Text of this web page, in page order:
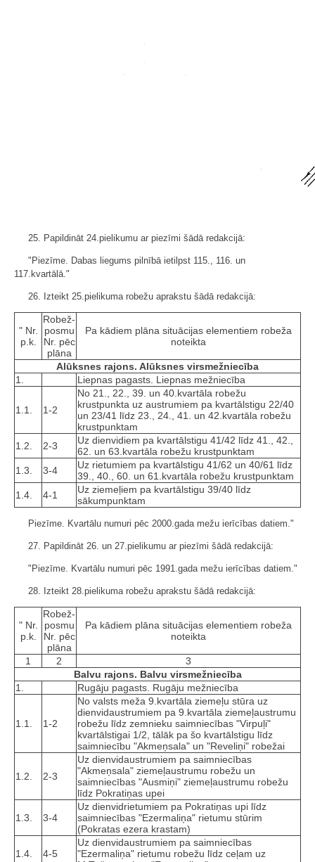
25. Papildināt 24.pielikumu ar piezīmi šādā redakcijā:
"Piezīme. Dabas liegums pilnībā ietilpst 115., 116. un
117.kvartālā."
26. Izteikt 25.pielikuma robežu aprakstu šādā redakcijā:
" Nr.
p.k.
Robež­
posmu
Nr. pēc
plāna
Pa kādiem plāna situācijas elementiem robeža
noteikta
Alūksnes rajons. Alūksnes virsmežniecība
1.
Liepnas pagasts. Liepnas mežniecība
1.1. 1-2
No 21., 22., 39. un 40.kvartāla robežu
krustpunkta uz austrumiem pa kvartālstigu 22/40
un 23/41 līdz 23., 24., 41. un 42.kvartāla robežu
krustpunktam
1.2.
2-3
Uz dienvidiem pa kvartālstigu 41/42 līdz 41., 42.,
62. un 63.kvartāla robežu krustpunktam
1.3.
3-4
Uz rietumiem pa kvartālstigu 41/62 un 40/61 līdz
39., 40., 60. un 61.kvartāla robežu krustpunktam
1.4.
4-1
Uz ziemeļiem pa kvartālstigu 39/40 līdz
sākumpunktam
Piezīme. Kvartālu numuri pēc 2000.gada mežu ierīcības datiem."
27. Papildināt 26. un 27.pielikumu ar piezīmi šādā redakcijā:
"Piezīme. Kvartālu numuri pēc 1991.gada mežu ierīcības datiem."
28. Izteikt 28.pielikuma robežu aprakstu šādā redakcijā:
" Nr.
p.k.
Robež­
posmu
Nr. pēc
plāna
Pa kādiem plāna situācijas elementiem robeža
noteikta
1 2
3
Balvu rajons. Balvu virsmežniecība
1.
Rugāju pagasts. Rugāju mežniecība
1.1. 1-2
No valsts meža 9.kvartāla ziemeļu stūra uz
dienvidaustrumiem pa 9.kvartāla ziemeļaustrumu
robežu līdz zemnieku saimniecības "Virpuļi"
kvartālstigai 1/2, tālāk pa šo kvartālstigu līdz
saimniecību "Akmeņsala" un "Reveliņi" robežai
1.2. 2-3
Uz dienvidaustrumiem pa saimniecības
"Akmeņsala" ziemeļaustrumu robežu un
saimniecības "Ausmiņi" ziemeļaustrumu robežu
līdz Pokratiņas upei
1.3. 3-4
Uz dienvidrietumiem pa Pokratiņas upi līdz
saimniecības "Ezermaliņa" rietumu stūrim
(Pokratas ezera krastam)
1.4. 4-5
Uz dienvidaustrumiem pa saimniecības
"Ezermaliņa" rietumu robežu līdz ceļam uz